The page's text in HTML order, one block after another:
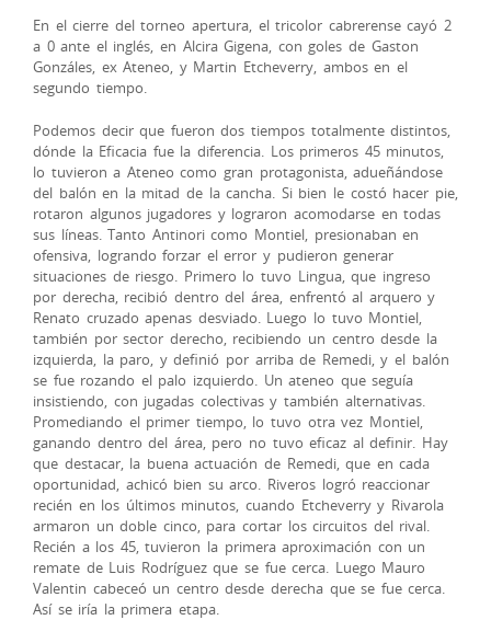
En el cierre del torneo apertura, el tricolor cabrerense cayó 2
a 0 ante el inglés, en Alcira Gigena, con goles de Gaston
Gonzáles, ex Ateneo, y Martin Etcheverry, ambos en el
segundo tiempo.
Podemos decir que fueron dos tiempos totalmente distintos,
dónde la Eficacia fue la diferencia. Los primeros 45 minutos,
lo tuvieron a Ateneo como gran protagonista, adueñándose
del balón en la mitad de la cancha. Si bien le costó hacer pie,
rotaron algunos jugadores y lograron acomodarse en todas
sus líneas. Tanto Antinori como Montiel, presionaban en
ofensiva, logrando forzar el error y pudieron generar
situaciones de riesgo. Primero lo tuvo Lingua, que ingreso
por derecha, recibió dentro del área, enfrentó al arquero y
Renato cruzado apenas desviado. Luego lo tuvo Montiel,
también por sector derecho, recibiendo un centro desde la
izquierda, la paro, y definió por arriba de Remedi, y el balón
se fue rozando el palo izquierdo. Un ateneo que seguía
insistiendo, con jugadas colectivas y también alternativas.
Promediando el primer tiempo, lo tuvo otra vez Montiel,
ganando dentro del área, pero no tuvo eficaz al definir. Hay
que destacar, la buena actuación de Remedi, que en cada
oportunidad, achicó bien su arco. Riveros logró reaccionar
recién en los últimos minutos, cuando Etcheverry y Rivarola
armaron un doble cinco, para cortar los circuitos del rival.
Recién a los 45, tuvieron la primera aproximación con un
remate de Luis Rodríguez que se fue cerca. Luego Mauro
Valentin cabeceó un centro desde derecha que se fue cerca.
Así se iría la primera etapa.